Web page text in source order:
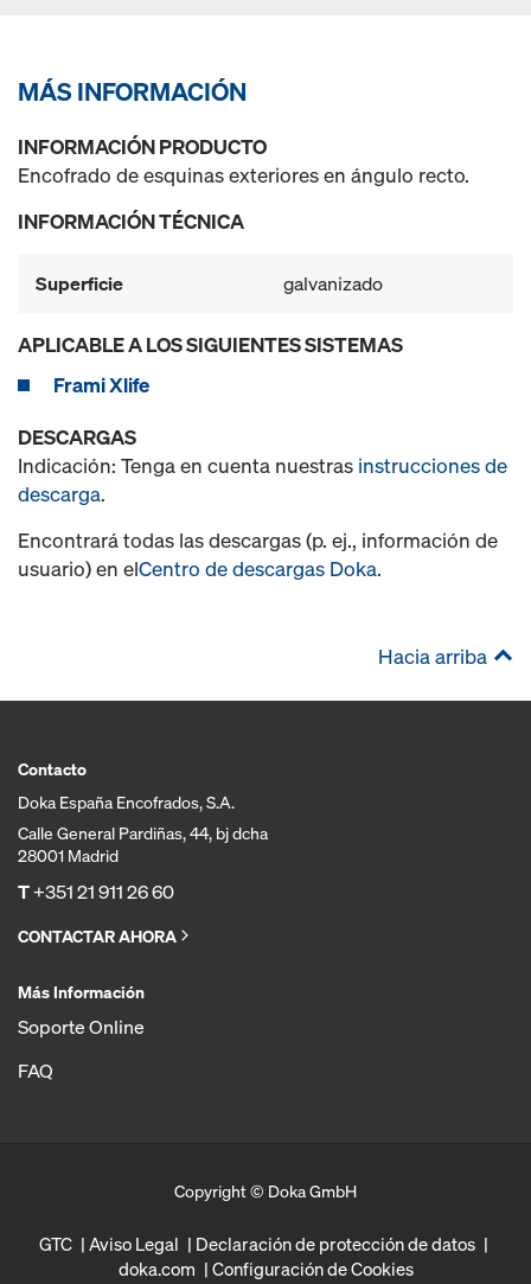
MÁS INFORMACIÓN
INFORMACIÓN PRODUCTO
Encofrado de esquinas exteriores en ángulo recto.
INFORMACIÓN TÉCNICA
Superficie galvanizado
APLICABLE A LOS SIGUIENTES SISTEMAS
Frami Xlife
DESCARGAS
Indicación: Tenga en cuenta nuestras instrucciones de
descarga.
Encontrará todas las descargas (p. ej., información de
usuario) en elCentro de descargas Doka.
Hacia arriba
Contacto
Doka España Encofrados, S.A.
Calle General Pardiñas, 44, bj dcha
28001 Madrid
T+351 21 911 26 60
CONTACTAR AHORA
Más Información
Soporte Online
FAQ
Copyright © Doka GmbH
GTC Aviso Legal
Declaración de protección de datos
doka.com
Configuración de Cookies